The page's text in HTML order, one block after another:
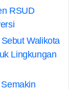
RSUD
Walikota
Lingkungan